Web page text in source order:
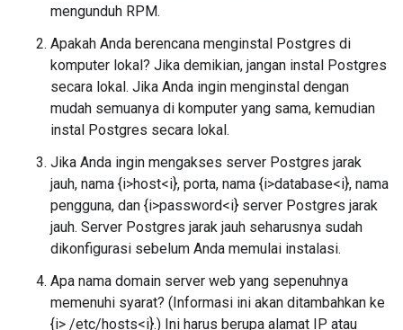
mengunduh RPM.
Apakah Anda berencana menginstal Postgres di
komputer lokal? Jika demikian, jangan instal Postgres
secara lokal. Jika Anda ingin menginstal dengan
mudah semuanya di komputer yang sama, kemudian
instal Postgres secara lokal.
Jika Anda ingin mengakses server Postgres jarak
jauh, nama {i>host<i}, porta, nama {i>database<i}, nama
pengguna, dan {i>password<i} server Postgres jarak
jauh. Server Postgres jarak jauh seharusnya sudah
dikonfigurasi sebelum Anda memulai instalasi.
Apa nama domain server web yang sepenuhnya
memenuhi syarat? (Informasi ini akan ditambahkan ke
{i> /etc/hosts<i}.) Ini harus berupa alamat IP atau